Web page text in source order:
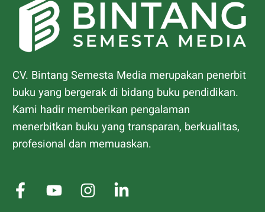
CV. Bintang Semesta Media merupakan penerbit
buku yang bergerak di bidang buku pendidikan.
Kami hadir memberikan pengalaman
menerbitkan buku yang transparan, berkualitas,
profesional dan memuaskan.